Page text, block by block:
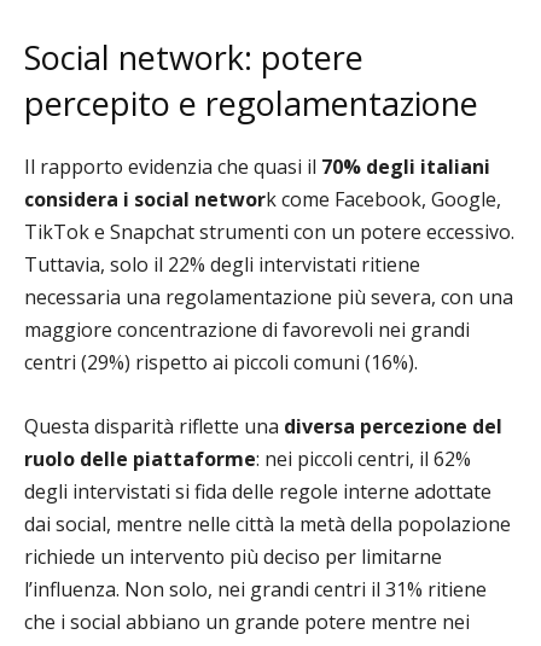
Social network: potere
percepito e regolamentazione
Il rapporto evidenzia che quasi il 70% degli italiani
considera i social network come Facebook, Google,
TikTok e Snapchat strumenti con un potere eccessivo.
Tuttavia, solo il 22% degli intervistati ritiene
necessaria una regolamentazione più severa, con una
maggiore concentrazione di favorevoli nei grandi
centri (29%) rispetto ai piccoli comuni (16%).
Questa disparità riflette una diversa percezione del
ruolo delle piattaforme: nei piccoli centri, il 62%
degli intervistati si fida delle regole interne adottate
dai social, mentre nelle città la metà della popolazione
richiede un intervento più deciso per limitarne
l’influenza. Non solo, nei grandi centri il 31% ritiene
che i social abbiano un grande potere mentre nei